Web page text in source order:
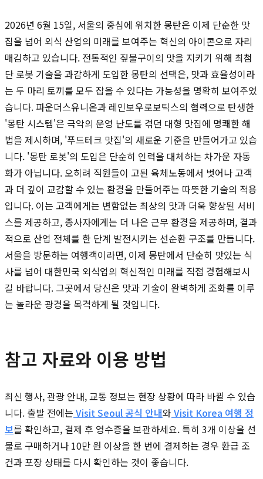
2026년 6월 15일, 서울의 중심에 위치한 몽탄은 이제 단순한 맛
집을 넘어 외식 산업의 미래를 보여주는 혁신의 아이콘으로 자리
매김하고 있습니다. 전통적인 짚불구이의 맛을 지키기 위해 최첨
단 로봇 기술을 과감하게 도입한 몽탄의 선택은, 맛과 효율성이라
는 두 마리 토끼를 모두 잡을 수 있다는 가능성을 명확히 보여주었
습니다. 파운더스유니온과 레인보우로보틱스의 협력으로 탄생한
'몽탄 시스템'은 극악의 운영 난도를 겪던 대형 맛집에 명쾌한 해
법을 제시하며, '푸드테크 맛집'의 새로운 기준을 만들어가고 있습
니다. '몽탄 로봇'의 도입은 단순히 인력을 대체하는 차가운 자동
화가 아닙니다. 오히려 직원들이 고된 육체노동에서 벗어나 고객
과 더 깊이 교감할 수 있는 환경을 만들어주는 따뜻한 기술의 적용
입니다. 이는 고객에게는 변함없는 최상의 맛과 더욱 향상된 서비
스를 제공하고, 종사자에게는 더 나은 근무 환경을 제공하며, 결과
적으로 산업 전체를 한 단계 발전시키는 선순환 구조를 만듭니다.
서울을 방문하는 여행객이라면, 이제 몽탄에서 단순히 맛있는 식
사를 넘어 대한민국 외식업의 혁신적인 미래를 직접 경험해보시
길 바랍니다. 그곳에서 당신은 맛과 기술이 완벽하게 조화를 이루
는 놀라운 광경을 목격하게 될 것입니다.
참고 자료와 이용 방법
최신 행사, 관광 안내, 교통 정보는 현장 상황에 따라 바뀔 수 있습
니다. 출발 전에는 Visit Seoul 공식 안내와 Visit Korea 여행 정
보를 확인하고, 결제 후 영수증을 보관하세요. 특히 3개 이상을 선
물로 구매하거나 10만 원 이상을 한 번에 결제하는 경우 환급 조
건과 포장 상태를 다시 확인하는 것이 좋습니다.